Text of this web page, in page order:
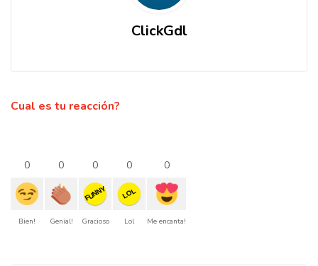
ClickGdl
Cual es tu reacción?
0
Bien!
0
Genial!
0
FUNNY
Gracioso
0
LOL
Lol
0
Me encanta!